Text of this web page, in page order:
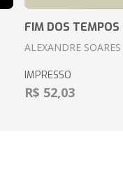
FIM DOS TEMPOS
ALEXANDRE SOARES
IMPRESSO
R$ 52,03